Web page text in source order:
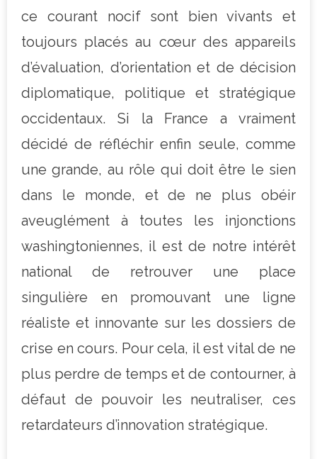
ce courant nocif sont bien vivants et
toujours placés au cœur des appareils
d’évaluation, d’orientation et de décision
diplomatique, politique et stratégique
occidentaux. Si la France a vraiment
décidé de réfléchir enfin seule, comme
une grande, au rôle qui doit être le sien
dans le monde, et de ne plus obéir
aveuglément à toutes les injonctions
washingtoniennes, il est de notre intérêt
national de retrouver une place
singulière en promouvant une ligne
réaliste et innovante sur les dossiers de
crise en cours. Pour cela, il est vital de ne
plus perdre de temps et de contourner, à
défaut de pouvoir les neutraliser, ces
retardateurs d’innovation stratégique.